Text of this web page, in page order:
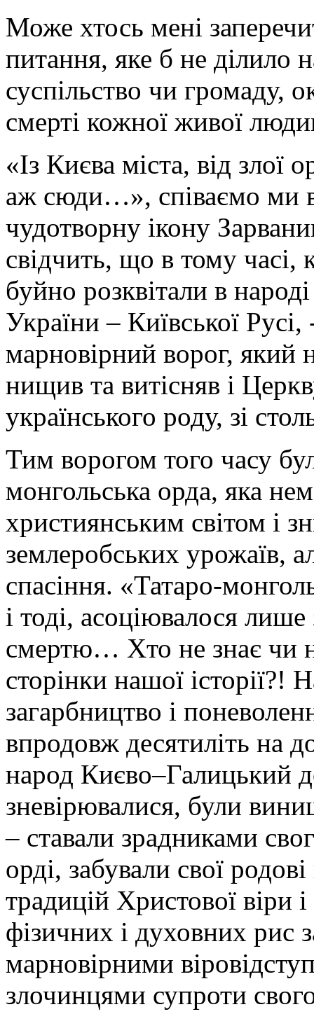
Може хтось мені
питання, яке б не ділило
суспільство чи громаду,
смерті кожної живої
«Із Києва міста, від злої
аж сюди…», співаємо ми в
чудотворну ікону
свідчить, що в тому часі,
буйно розквітали в
України – Київської
марновірний ворог, який
нищив та витісняв і
українського роду, зі
Тим ворогом того часу
монгольська орда, яка
християнським світом і
землеробських урожаїв,
спасіння. «Татаро-
і тоді, асоціювалося
смертю… Хто не знає чи
сторінки нашої історії?!
загарбництво і
впродовж десятиліть на
народ Києво–Галицький
зневірювалися, були
– ставали зрадниками
орді, забували свої
традицій Христової віри
фізичних і духовних рис
марновірними
злочинцями супроти